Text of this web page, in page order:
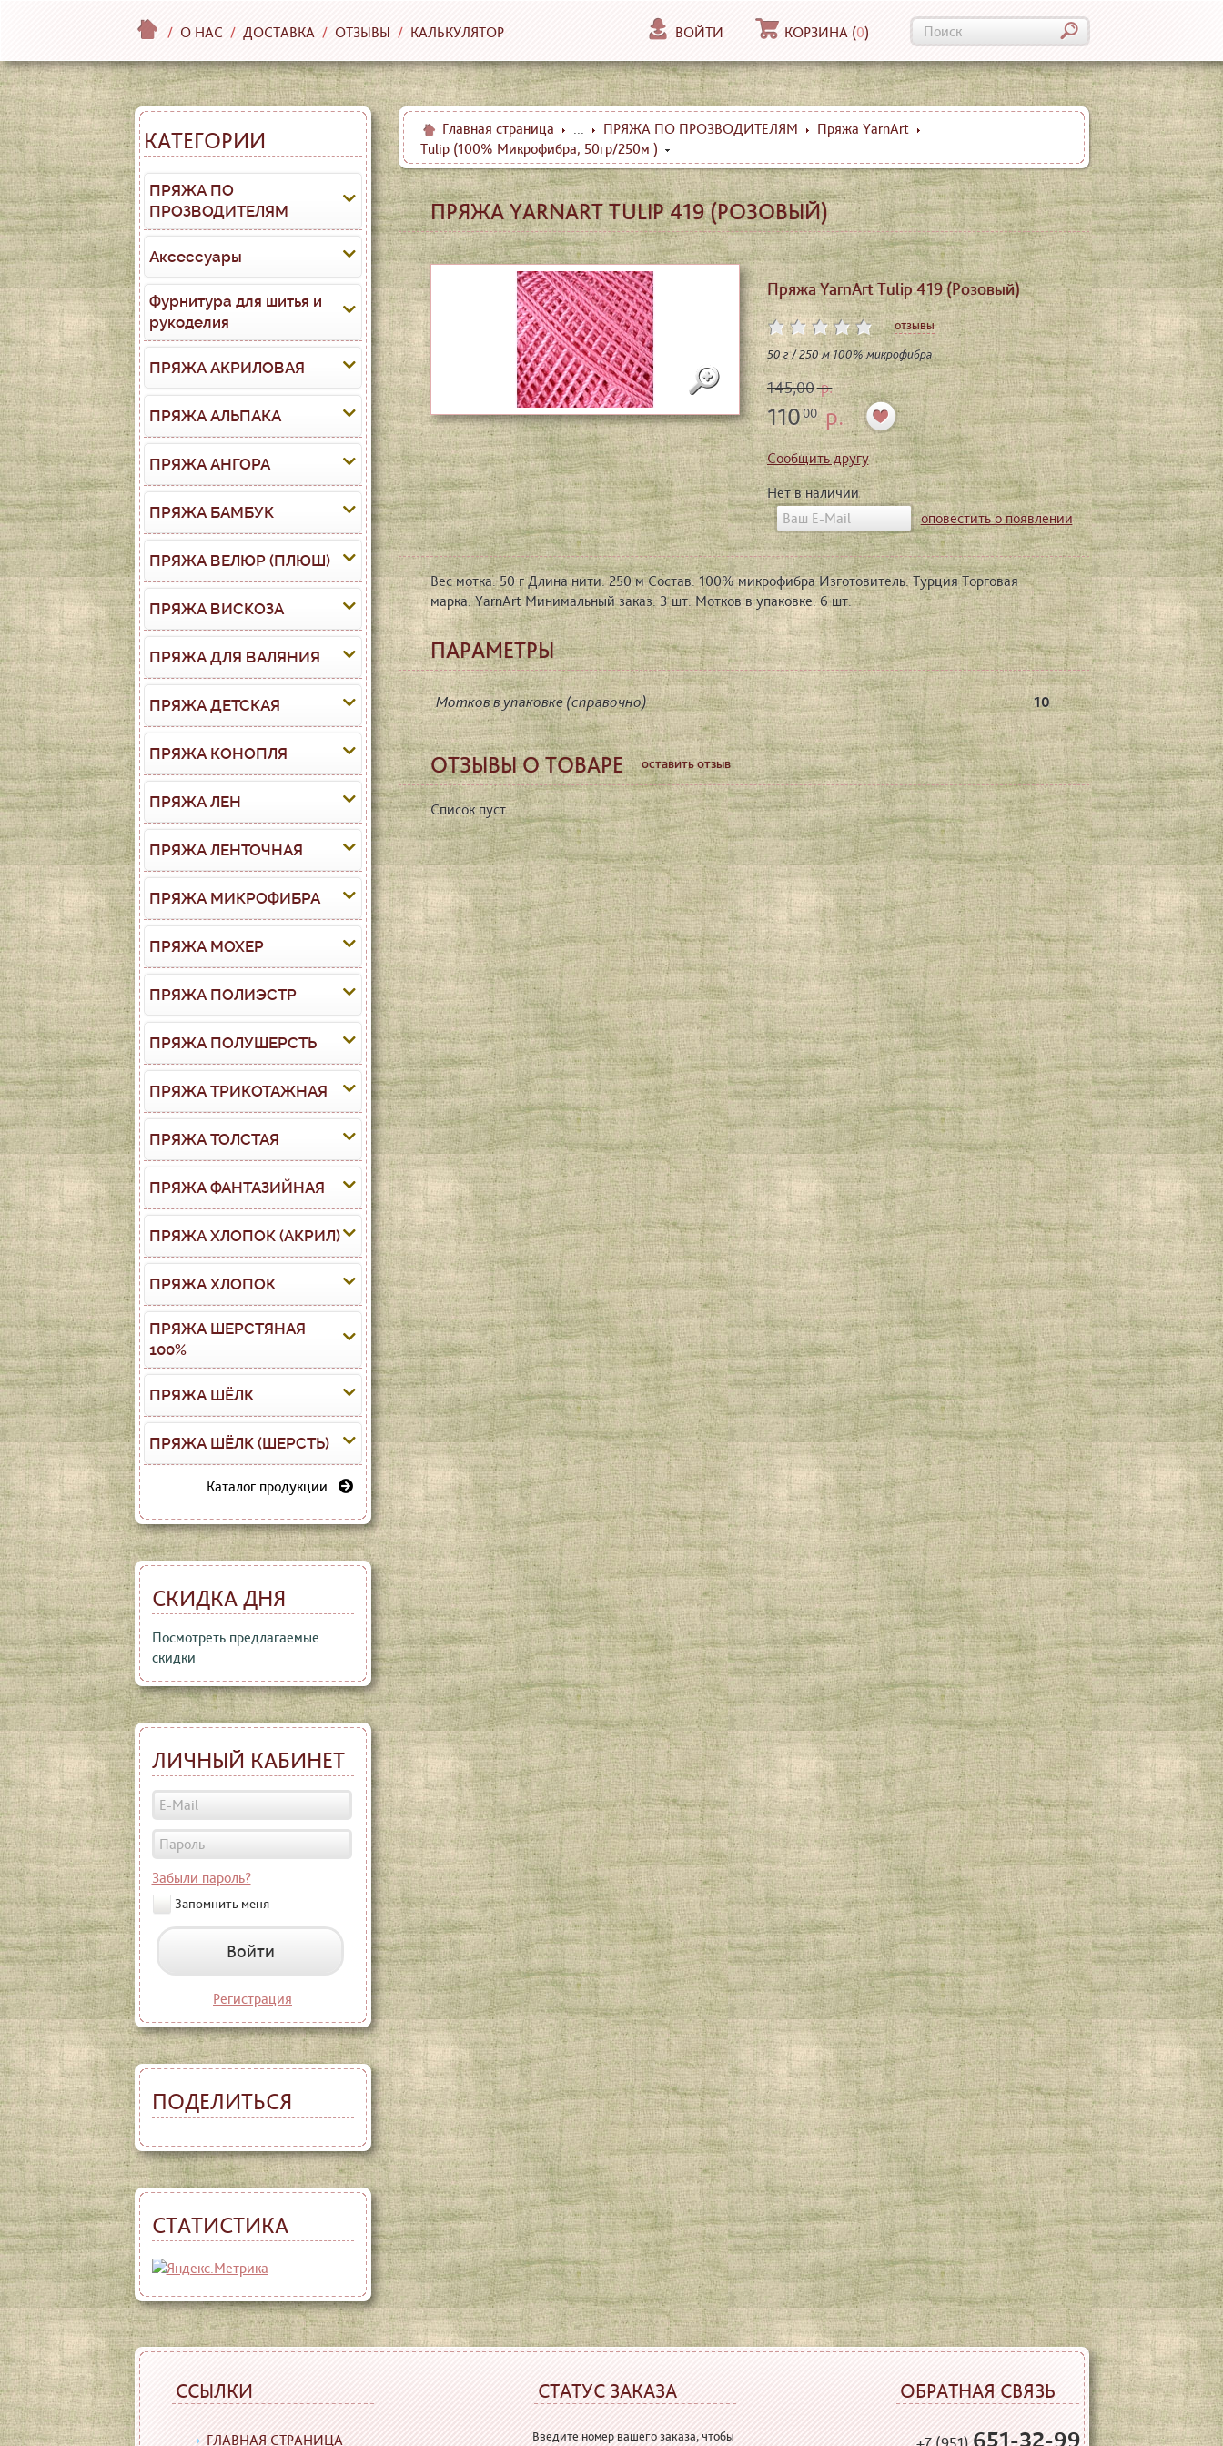
/ О НАС / ДОСТАВКА / ОТЗЫВЫ / КАЛЬКУЛЯТОР ВОЙТИ КОРЗИНА (0)
КАТЕГОРИИ
ПРЯЖА ПО
ПРОЗВОДИТЕЛЯМ
Аксессуары
Фурнитура для шитья и
рукоделия
ПРЯЖА АКРИЛОВАЯ
ПРЯЖА АЛЬПАКА
ПРЯЖА АНГОРА
ПРЯЖА БАМБУК
ПРЯЖА ВЕЛЮР (ПЛЮШ)
ПРЯЖА ВИСКОЗА
ПРЯЖА ДЛЯ ВАЛЯНИЯ
ПРЯЖА ДЕТСКАЯ
ПРЯЖА КОНОПЛЯ
ПРЯЖА ЛЕН
ПРЯЖА ЛЕНТОЧНАЯ
ПРЯЖА МИКРОФИБРА
ПРЯЖА МОХЕР
ПРЯЖА ПОЛИЭСТР
ПРЯЖА ПОЛУШЕРСТЬ
ПРЯЖА ТРИКОТАЖНАЯ
ПРЯЖА ТОЛСТАЯ
ПРЯЖА ФАНТАЗИЙНАЯ
ПРЯЖА ХЛОПОК (АКРИЛ)
ПРЯЖА ХЛОПОК
ПРЯЖА ШЕРСТЯНАЯ
100%
ПРЯЖА ШЁЛК
ПРЯЖА ШЁЛК (ШЕРСТЬ)
Каталог продукции
СКИДКА ДНЯ
Посмотреть предлагаемые
скидки
ЛИЧНЫЙ КАБИНЕТ
Забыли пароль?
Запомнить меня
Войти
Регистрация
ПОДЕЛИТЬСЯ
СТАТИСТИКА
Главная страница ... ПРЯЖА ПО ПРОЗВОДИТЕЛЯМ
Пряжа YarnArt
Tulip (100% Микрофибра, 50гр/250м )
ПРЯЖА YARNART TULIP 419 (РОЗОВЫЙ)
Пряжа YarnArt Tulip 419 (Розовый)
отзывы
50 г / 250 м 100% микрофибра
145,00р.
11000р.
Сообщить другу
Нет в наличии
оповестить о появлении
Вес мотка: 50 г Длина нити: 250 м Состав: 100% микрофибра Изготовитель: Турция Торговая
марка: YarnArt Минимальный заказ: 3 шт. Мотков в упаковке: 6 шт.
ПАРАМЕТРЫ
Мотков в упаковке (справочно) 10
ОТЗЫВЫ О ТОВАРЕ оставить отзыв
Список пуст
ССЫЛКИ
ГЛАВНАЯ СТРАНИЦА
СТАТУС ЗАКАЗА
Введите номер вашего заказа, чтобы
ОБРАТНАЯ СВЯЗЬ
651-32-99